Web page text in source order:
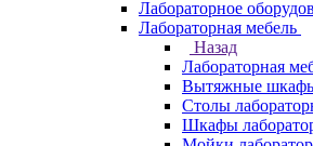
Лабораторное
Лабораторная мебель
Назад
Лабораторная
Вытяжные
Столы
Шкафы